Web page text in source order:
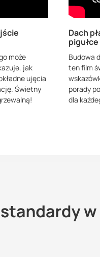
może
jak
ujęcia
Świetny
Dach
pigułce
Budowa
ten film
porady
dla